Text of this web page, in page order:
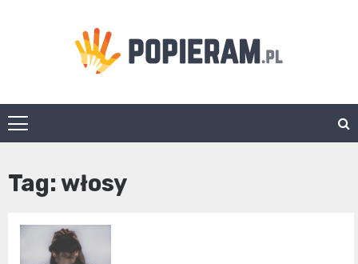
Popieram.pl
Tag: włosy